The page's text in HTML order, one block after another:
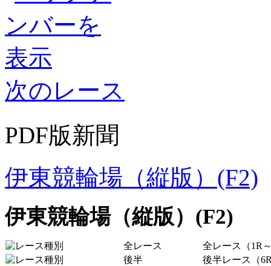
次のレース
PDF版新聞
伊東競輪場（縦版）(F2)
伊東競輪場（縦版）(F2)
全レース
全レース（1R
後半
後半レース（